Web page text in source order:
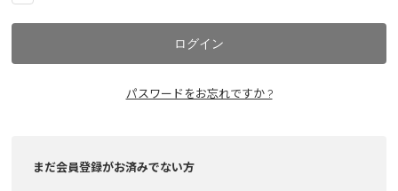
パスワードをお忘れですか ?
まだ会員登録がお済みでない方